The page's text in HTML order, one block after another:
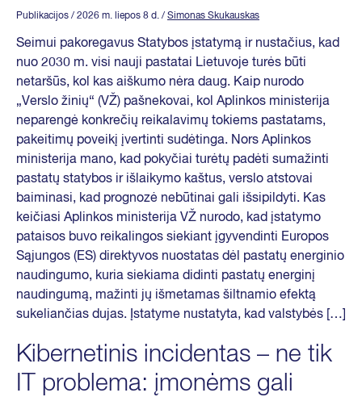
Publikacijos / 2026 m. liepos 8 d. / Simonas Skukauskas
Seimui pakoregavus Statybos įstatymą ir nustačius, kad
nuo 2030 m. visi nauji pastatai Lietuvoje turės būti
netaršūs, kol kas aiškumo nėra daug. Kaip nurodo
„Verslo žinių“ (VŽ) pašnekovai, kol Aplinkos ministerija
neparengė konkrečių reikalavimų tokiems pastatams,
pakeitimų poveikį įvertinti sudėtinga. Nors Aplinkos
ministerija mano, kad pokyčiai turėtų padėti sumažinti
pastatų statybos ir išlaikymo kaštus, verslo atstovai
baiminasi, kad prognozė nebūtinai gali išsipildyti. Kas
keičiasi Aplinkos ministerija VŽ nurodo, kad įstatymo
pataisos buvo reikalingos siekiant įgyvendinti Europos
Sąjungos (ES) direktyvos nuostatas dėl pastatų energinio
naudingumo, kuria siekiama didinti pastatų energinį
naudingumą, mažinti jų išmetamas šiltnamio efektą
sukeliančias dujas. Įstatyme nustatyta, kad valstybės […]
Kibernetinis incidentas – ne tik
IT problema: įmonėms gali